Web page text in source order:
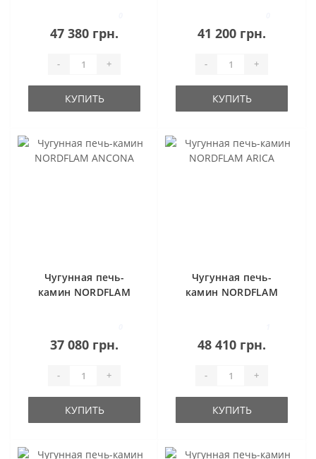
47 380 грн.
- +
КУПИТЬ
41 200 грн.
- +
КУПИТЬ
Чугунная печь-
камин NORDFLAM
37 080 грн.
- +
КУПИТЬ
Чугунная печь-
камин NORDFLAM
48 410 грн.
- +
КУПИТЬ